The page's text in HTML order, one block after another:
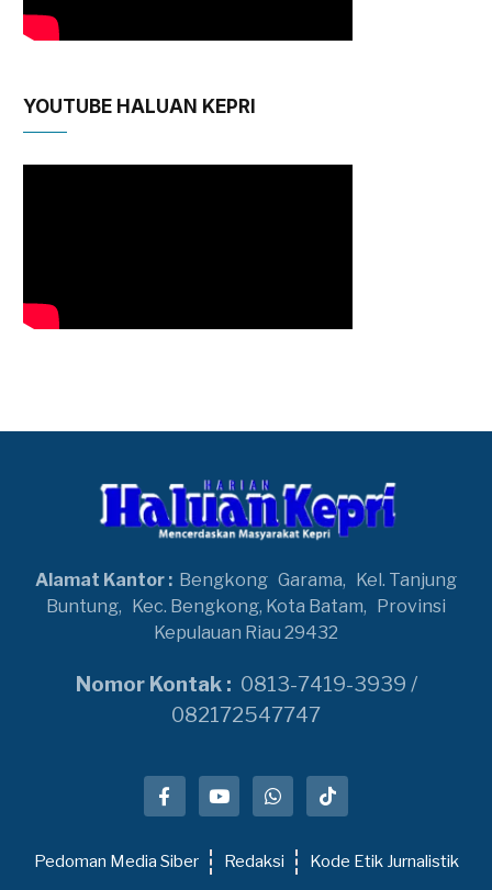
YOUTUBE HALUAN KEPRI
Alamat Kantor : Bengkong Garama, Kel. Tanjung
Buntung, Kec. Bengkong, Kota Batam, Provinsi
Kepulauan Riau 29432
Nomor Kontak : 0813-7419-3939 /
082172547747
Pedoman Media Siber Redaksi Kode Etik Jurnalistik